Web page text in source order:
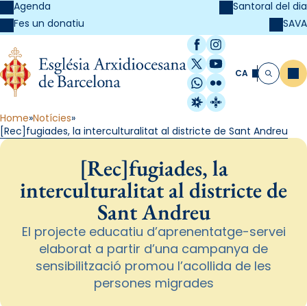
Agenda
Fes un donatiu
Santoral del dia
SAVA
Facebook
Instagram
X / Twitter
YouTube
WhatsApp
Flickr
Radio Estel
Catalunya
CA Cerca
Home Notícies
[Rec]fugiades, la interculturalitat al districte de Sant Andreu
[Rec]fugiades, la
interculturalitat al districte de
Sant Andreu
El projecte educatiu d’aprenentatge-servei
elaborat a partir d’una campanya de
sensibilització promou l’acollida de les
persones migrades